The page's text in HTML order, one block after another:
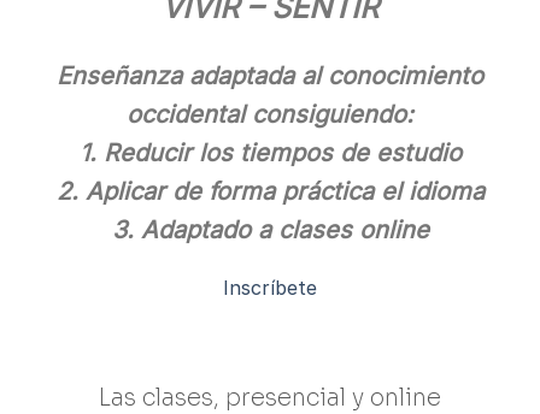
Enseñanza adaptada al conocimiento
occidental consiguiendo:
1. Reducir los tiempos de estudio
2. Aplicar de forma práctica el idioma
3. Adaptado a clases online
Inscríbete
Las clases, presencial y online